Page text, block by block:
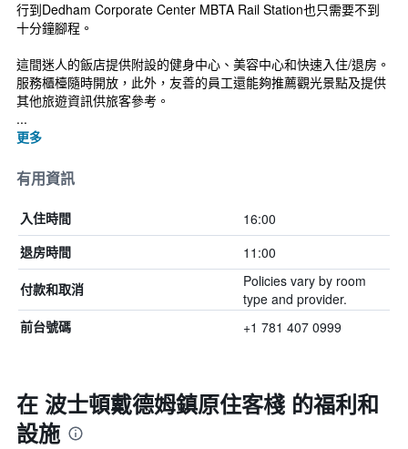
行到Dedham Corporate Center MBTA Rail Station也只需要不到
十分鐘腳程。
這間迷人的飯店提供附設的健身中心、美容中心和快速入住/退房。
服務櫃檯隨時開放，此外，友善的員工還能夠推薦觀光景點及提供
其他旅遊資訊供旅客參考。
...
更多
有用資訊
入住時間 16:00
退房時間 11:00
付款和取消
Policies vary by room
type and provider.
前台號碼 +1 781 407 0999
在 波士頓戴德姆鎮原住客棧 的福利和
設施